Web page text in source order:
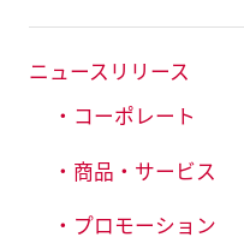
ニュースリリース
・コーポレート
・商品・サービス
・プロモーション